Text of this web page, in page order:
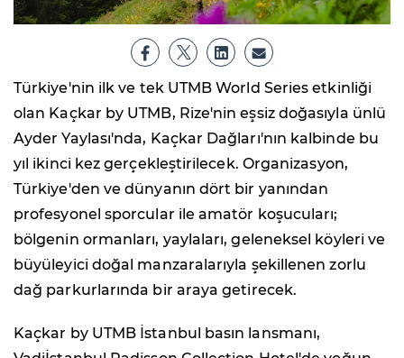
Türkiye'nin ilk ve tek UTMB World Series etkinliği
olan Kaçkar by UTMB, Rize'nin eşsiz doğasıyla ünlü
Ayder Yaylası'nda, Kaçkar Dağları'nın kalbinde bu
yıl ikinci kez gerçekleştirilecek. Organizasyon,
Türkiye'den ve dünyanın dört bir yanından
profesyonel sporcular ile amatör koşucuları;
bölgenin ormanları, yaylaları, geleneksel köyleri ve
büyüleyici doğal manzaralarıyla şekillenen zorlu
dağ parkurlarında bir araya getirecek.
Kaçkar by UTMB İstanbul basın lansmanı,